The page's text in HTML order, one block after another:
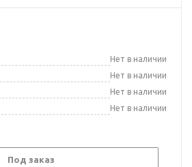
Нет в наличии
Нет в наличии
Нет в наличии
Нет в наличии
Под заказ